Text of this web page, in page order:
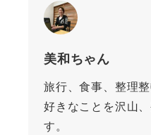
美和ちゃん
旅行、食事、整理
好きなことを沢山
す。